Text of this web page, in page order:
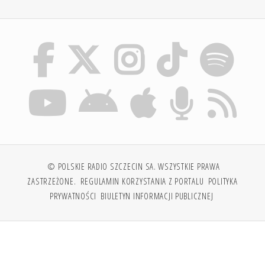
© POLSKIE RADIO SZCZECIN SA. WSZYSTKIE PRAWA
ZASTRZEŻONE. REGULAMIN KORZYSTANIA Z PORTALU POLITYKA
PRYWATNOŚCI BIULETYN INFORMACJI PUBLICZNEJ